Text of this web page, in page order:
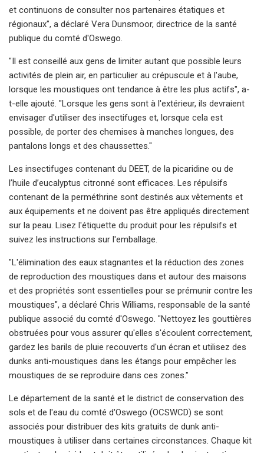
et continuons de consulter nos partenaires étatiques et
régionaux", a déclaré Vera Dunsmoor, directrice de la santé
publique du comté d'Oswego.
"Il est conseillé aux gens de limiter autant que possible leurs
activités de plein air, en particulier au crépuscule et à l'aube,
lorsque les moustiques ont tendance à être les plus actifs", a-
t-elle ajouté. "Lorsque les gens sont à l'extérieur, ils devraient
envisager d'utiliser des insectifuges et, lorsque cela est
possible, de porter des chemises à manches longues, des
pantalons longs et des chaussettes."
Les insectifuges contenant du DEET, de la picaridine ou de
l’huile d’eucalyptus citronné sont efficaces. Les répulsifs
contenant de la perméthrine sont destinés aux vêtements et
aux équipements et ne doivent pas être appliqués directement
sur la peau. Lisez l'étiquette du produit pour les répulsifs et
suivez les instructions sur l'emballage.
"L'élimination des eaux stagnantes et la réduction des zones
de reproduction des moustiques dans et autour des maisons
et des propriétés sont essentielles pour se prémunir contre les
moustiques", a déclaré Chris Williams, responsable de la santé
publique associé du comté d'Oswego. "Nettoyez les gouttières
obstruées pour vous assurer qu'elles s'écoulent correctement,
gardez les barils de pluie recouverts d'un écran et utilisez des
dunks anti-moustiques dans les étangs pour empêcher les
moustiques de se reproduire dans ces zones."
Le département de la santé et le district de conservation des
sols et de l'eau du comté d'Oswego (OCSWCD) se sont
associés pour distribuer des kits gratuits de dunk anti-
moustiques à utiliser dans certaines circonstances. Chaque kit